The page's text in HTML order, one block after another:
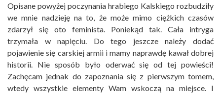
Opisane powyżej poczynania hrabiego Kalskiego rozbudziły
we mnie nadzieję na to, że może mimo ciężkich czasów
zdarzył się oto feminista. Poniekąd tak. Cała intryga
trzymała w napięciu. Do tego jeszcze należy dodać
pojawienie się carskiej armii i mamy naprawdę kawał dobrej
historii. Nie sposób było oderwać się od tej powieści!
Zachęcam jednak do zapoznania się z pierwszym tomem,
wtedy wszystkie elementy Wam wskoczą na miejsce. I